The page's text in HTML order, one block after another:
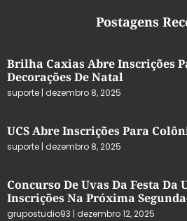
Postagens
Brilha Caxias Abre Inscrições
Decorações De Natal
suporte dezembro 8, 2025
UCS Abre Inscrições Para
suporte dezembro 8, 2025
Concurso De Uvas Da Festa Da
Inscrições Na Próxima
grupostudio93 dezembro 12, 2025